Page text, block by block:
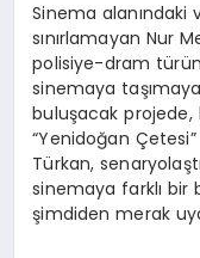
Sinema alanındaki
sınırlamayan Nur
polisiye-dram
sinemaya
buluşacak
“Yenidoğan
Türkan,
sinemaya farklı bir
şimdiden merak